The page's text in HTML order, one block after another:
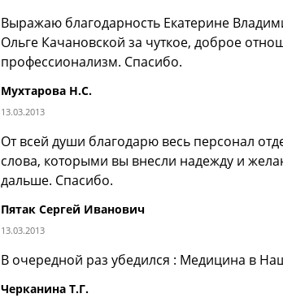
Выражаю благодарность Екатерине
Ольге Качановской за чуткое, доброе
профессионализм. Спасибо.
Мухтарова Н.С.
13.03.2013
От всей души благодарю весь персонал
слова, которыми вы внесли надежду и
дальше. Спасибо.
Пятак Сергей Иванович
13.03.2013
В очередной раз убедился : Медицина в
Черканина Т.Г.